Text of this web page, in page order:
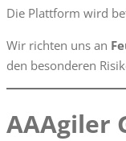
Die Plattform wird
Wir richten uns an
den besonderen
AAAgiler